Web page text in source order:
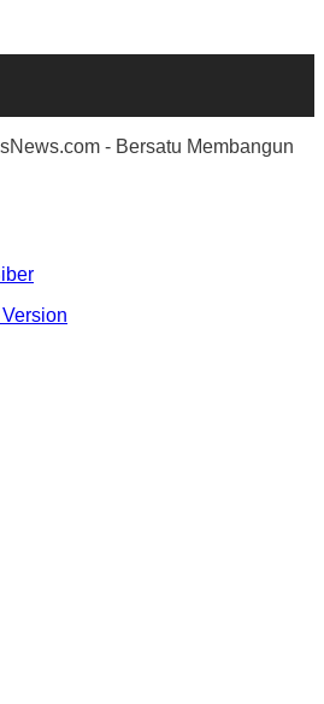
- Bersatu Membangun